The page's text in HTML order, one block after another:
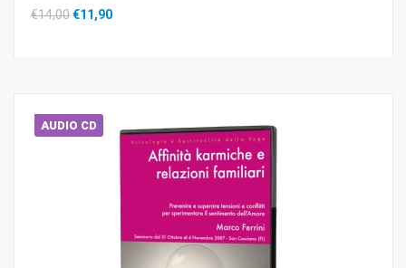
€14,00€11,90
AUDIO CD